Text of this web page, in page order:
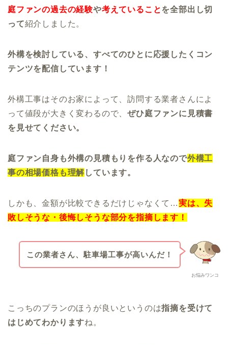
庭ファンの過去の経験や考えていることを全部出し切
って紹介しました。
外構を検討している、すべてのひとに応援したくコン
テンツを配信しています！
外構工事はそのお家によって、訪問する業者さんによ
って値段が大きく変わるので、ぜひ庭ファンに見積書
を見せてください。
庭ファン自身も外構の見積もりを作る人なので外構工
事の相場価格も理解しています。
しかも、金額が比較できるだけじゃなくて…実は、失
敗しそうな・後悔しそうな部分を指摘します！
お悩みワンコ
この業者さん、駐車場工事が高いんだ！
こっちのプランのほうが良いというのは指摘を受けて
はじめてわかりますね。